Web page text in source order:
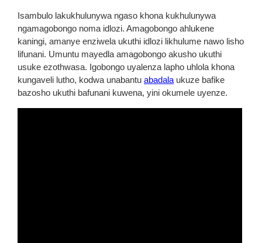
Isambulo lakukhulunywa ngaso khona kukhulunywa
ngamagobongo noma idlozi. Amagobongo ahlukene
kaningi, amanye enziwela ukuthi idlozi likhulume nawo lisho
lifunani. Umuntu mayedla amagobongo akusho ukuthi
usuke ezothwasa. Igobongo uyalenza lapho uhlola khona
kungaveli lutho, kodwa unabantu abadala ukuze bafike
bazosho ukuthi bafunani kuwena, yini okumele uyenze.